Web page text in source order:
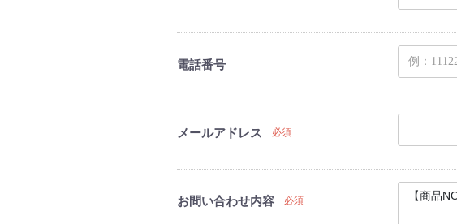
電話番号
メールアドレス 必須
お問い合わせ内容 必須